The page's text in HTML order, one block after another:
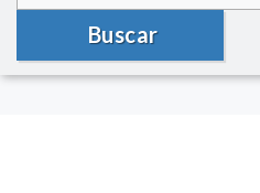
Buscar